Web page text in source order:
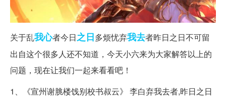
关于乱我心者今日之日多烦忧弃我去者昨日之日不可留
出自这个很多人还不知道，今天小六来为大家解答以上的
问题，现在让我们一起来看看吧！
1、《宣州谢脁楼饯别校书叔云》 李白弃我去者,昨日之日